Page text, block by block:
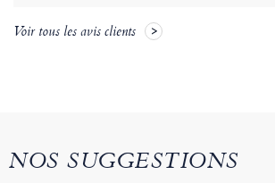
Voir tous les avis clients
NOS SUGGESTIONS